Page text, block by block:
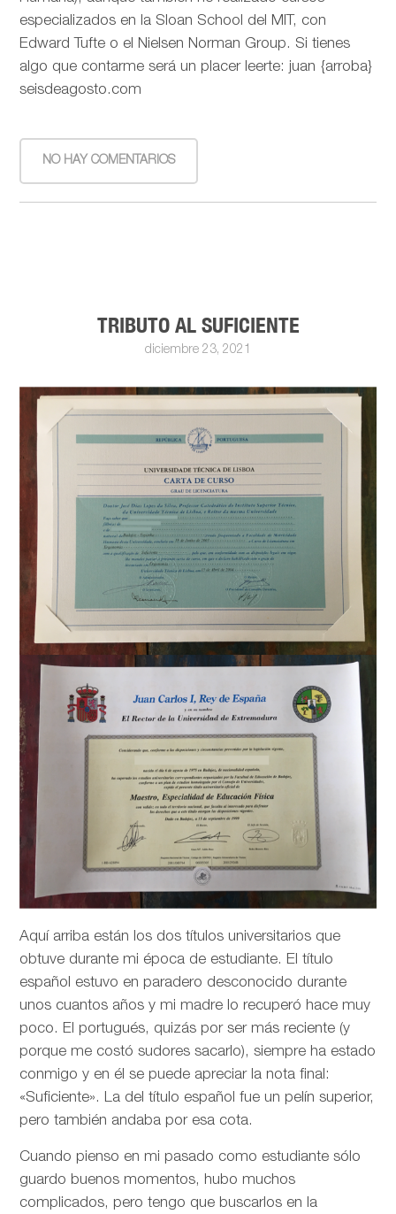
especializados en la Sloan School del MIT, con
Edward Tufte o el Nielsen Norman Group. Si tienes
algo que contarme será un placer leerte: juan {arroba}
seisdeagosto.com
NO HAY COMENTARIOS
TRIBUTO AL SUFICIENTE
diciembre 23, 2021
Aquí arriba están los dos títulos universitarios que
obtuve durante mi época de estudiante. El título
español estuvo en paradero desconocido durante
unos cuantos años y mi madre lo recuperó hace muy
poco. El portugués, quizás por ser más reciente (y
porque me costó sudores sacarlo), siempre ha estado
conmigo y en él se puede apreciar la nota final:
«Suficiente». La del título español fue un pelín superior,
pero también andaba por esa cota.
Cuando pienso en mi pasado como estudiante sólo
guardo buenos momentos, hubo muchos
complicados, pero tengo que buscarlos en la